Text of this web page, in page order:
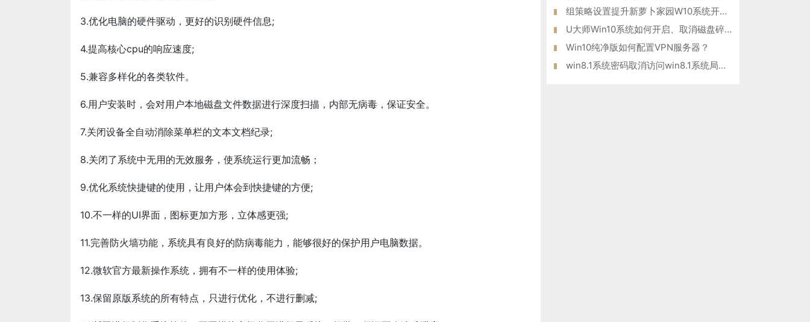
3.优化电脑的硬件驱动，更好的识别硬件信息;
4.提高核心cpu的响应速度;
5.兼容多样化的各类软件。
6.用户安装时，会对用户本地磁盘文件数据进行深度扫描，内部无病毒，保证安全。
7.关闭设备全自动消除菜单栏的文本文档纪录;
8.关闭了系统中无用的无效服务，使系统运行更加流畅；
9.优化系统快捷键的使用，让用户体会到快捷键的方便;
10.不一样的UI界面，图标更加方形，立体感更强;
11.完善防火墙功能，系统具有良好的防病毒能力，能够很好的保护用户电脑数据。
12.微软官方最新操作系统，拥有不一样的使用体验;
13.保留原版系统的所有特点，只进行优化，不进行删减;
组策略设置提升新萝卜家园W10系统开机速度的方法
U大师Win10系统如何开启、取消磁盘碎片整理计划任务
Win10纯净版如何配置VPN服务器？
win8.1系统密码取消访问win8.1系统局域网共享密码